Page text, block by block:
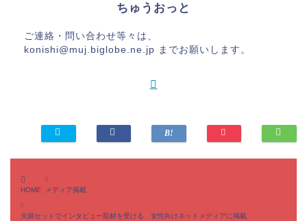
ちゅうおっと
ご連絡・問い合わせ等々は、
konishi@muj.biglobe.ne.jp までお願いします。
HOME メディア掲載
夫婦セットでインタビュー取材を受ける 女性向けネットメディアに掲載